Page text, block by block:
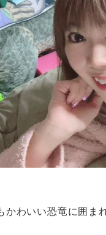
わいい恐竜に囲ま